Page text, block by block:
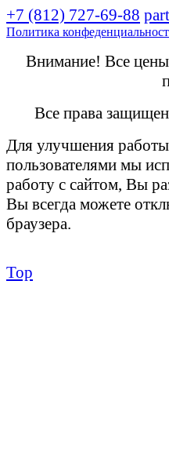
+7 (812) 727-69-88
Политика
Внимание! Все
Все права
Для улучшения работы
пользователями мы
работу с сайтом, Вы
Вы всегда можете
браузера.
Top